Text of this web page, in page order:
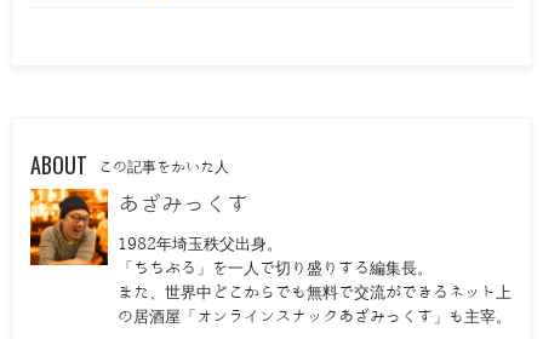
ABOUT この記事をかいた人
あざみっくす
1982年埼玉秩父出身。
「ちちぶる」を一人で切り盛りする編集長。
また、世界中どこからでも無料で交流ができるネット上
の居酒屋「オンラインスナックあざみっくす」も主宰。